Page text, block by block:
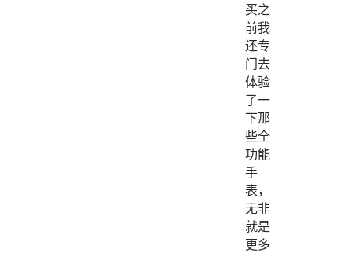
买之
前我
还专
门去
体验
了一
下那
些全
功能
手
表，
无非
就是
更多